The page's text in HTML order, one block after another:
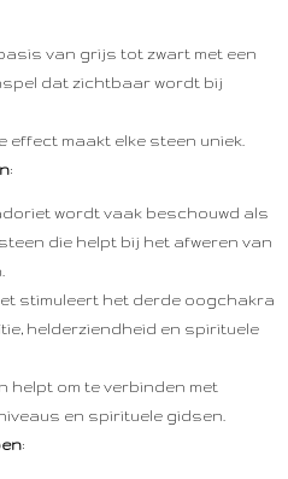
van grijs tot zwart met een
dat zichtbaar wordt bij
effect maakt elke steen uniek.
:
wordt vaak beschouwd als
die helpt bij het afweren van
stimuleert het derde oogchakra
helderziendheid en spirituele
helpt om te verbinden met
en spirituele gidsen.
: